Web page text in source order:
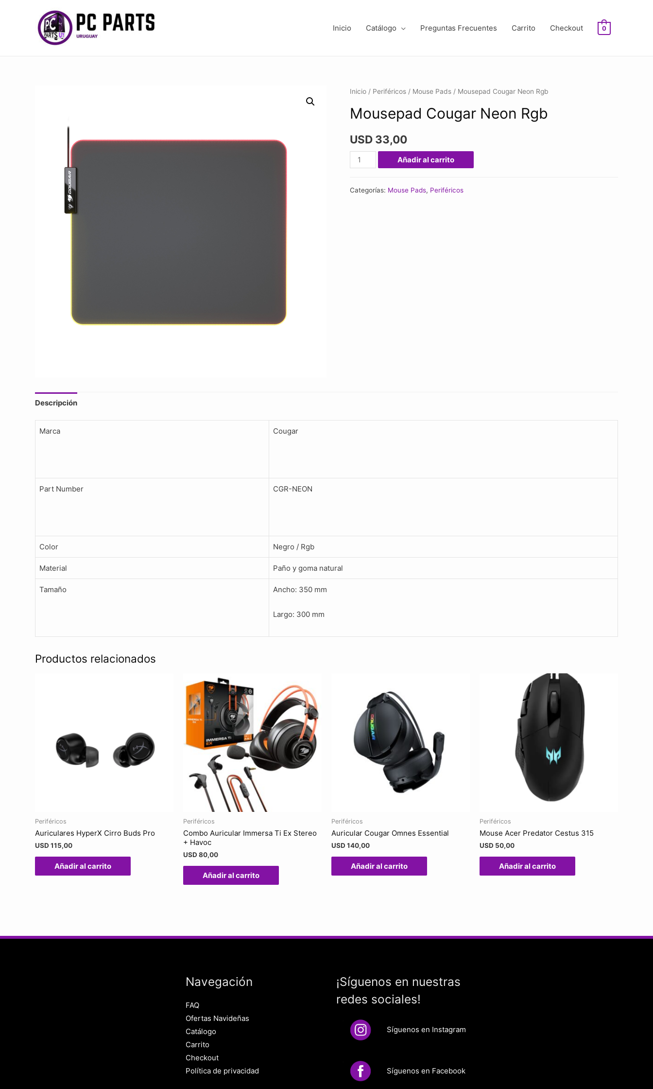
Inicio Catálogo Preguntas Frecuentes Carrito Checkout 0
Inicio / Periféricos / Mouse Pads / Mousepad Cougar Neon Rgb
Mousepad Cougar Neon Rgb
USD 33,00
Mousepad
Cougar
Añadir al carrito
Categorías: Mouse Pads, Periféricos
Descripción
Marca Cougar
Part Number CGR-NEON
Color Negro / Rgb
Material Paño y goma natural
Tamaño Ancho: 350 mm
Largo: 300 mm
Productos relacionados
Periféricos
Auriculares HyperX Cirro Buds Pro
USD 115,00
Añadir al carrito
Periféricos
Combo Auricular Immersa Ti Ex Stereo
+ Havoc
USD 80,00
Añadir al carrito
Periféricos
Auricular Cougar Omnes Essential
USD 140,00
Añadir al carrito
Periféricos
Mouse Acer Predator Cestus 315
USD 50,00
Añadir al carrito
Navegación
FAQ
Ofertas Navideñas
Catálogo
Carrito
Checkout
Política de privacidad
¡Síguenos en nuestras
redes sociales!
Síguenos en Instagram
Síguenos en Facebook